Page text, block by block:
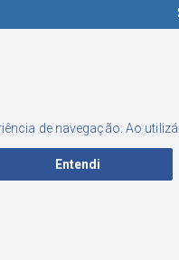
de navegação. Ao
Entendi